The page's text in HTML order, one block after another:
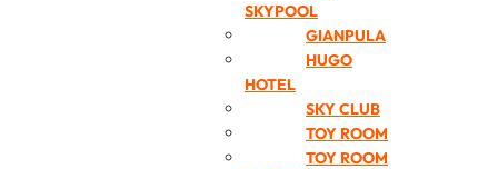
SKYPOOL
GIANPULA
HUGO
HOTEL
SKY CLUB
TOY ROOM
TOY ROOM